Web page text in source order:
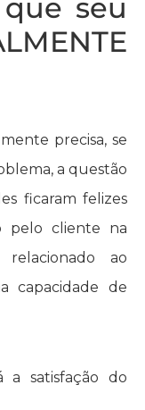
seu
precisa, se
a questão
ficaram felizes
pelo cliente na
ao
capacidade de
satisfação do